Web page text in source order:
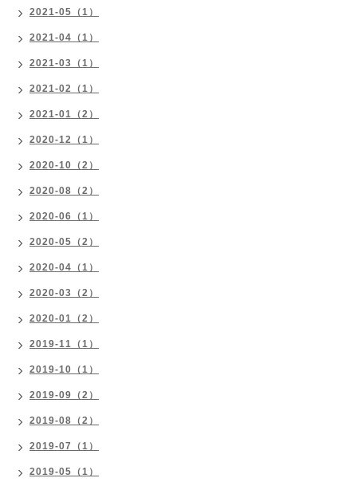
2021-05（1）
2021-04（1）
2021-03（1）
2021-02（1）
2021-01（2）
2020-12（1）
2020-10（2）
2020-08（2）
2020-06（1）
2020-05（2）
2020-04（1）
2020-03（2）
2020-01（2）
2019-11（1）
2019-10（1）
2019-09（2）
2019-08（2）
2019-07（1）
2019-05（1）